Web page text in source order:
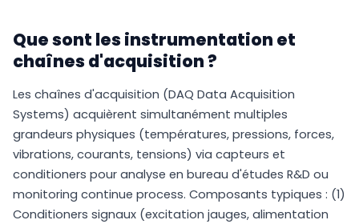
Que sont les instrumentation et
chaînes d'acquisition ?
Les chaînes d'acquisition (DAQ Data Acquisition
Systems) acquièrent simultanément multiples
grandeurs physiques (températures, pressions, forces,
vibrations, courants, tensions) via capteurs et
conditioners pour analyse en bureau d'études R&D ou
monitoring continue process. Composants typiques : (1)
Conditioners signaux (excitation jauges, alimentation